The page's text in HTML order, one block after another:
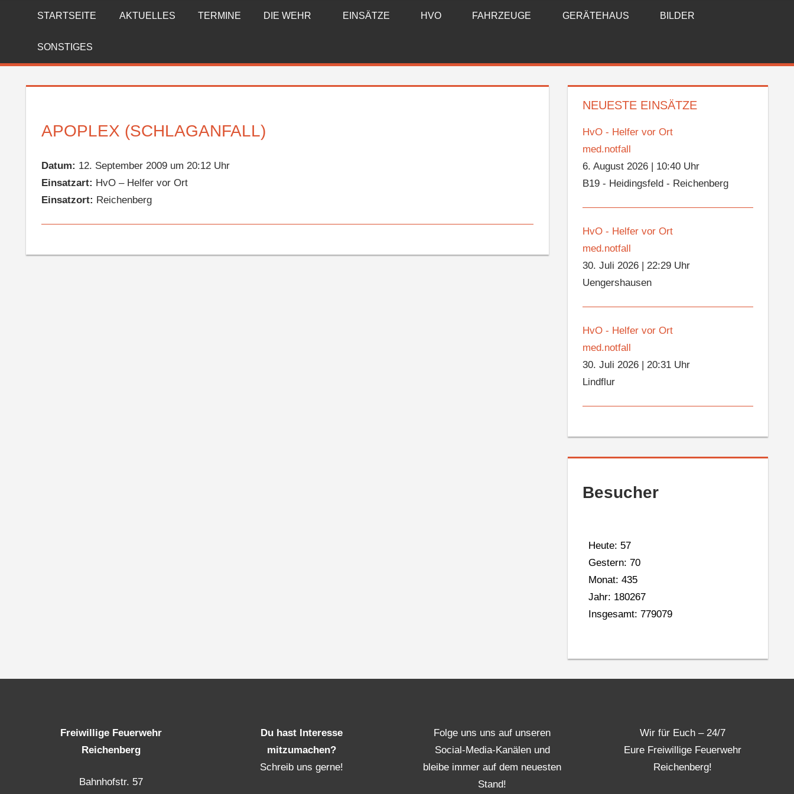
FREIWILLIGE
FEUERWEHR
REICHENBERG
STARTSEITE AKTUELLES TERMINE DIE WEHR EINSÄTZE HVO FAHRZEUGE GERÄTEHAUS BILDER
SONSTIGES
APOPLEX (SCHLAGANFALL)
Datum: 12. September 2009 um 20:12 Uhr
Einsatzart: HvO – Helfer vor Ort
Einsatzort: Reichenberg
NEUESTE EINSÄTZE
HvO - Helfer vor Ort
med.notfall
6. August 2026
10:40 Uhr
B19 - Heidingsfeld - Reichenberg
HvO - Helfer vor Ort
med.notfall
30. Juli 2026 |22:29 Uhr
Uengershausen
HvO - Helfer vor Ort
med.notfall
30. Juli 2026 |20:31 Uhr
Lindflur
Besucher
Heute: 57
Gestern: 70
Monat: 435
Jahr: 180267
Insgesamt: 779079
Freiwillige Feuerwehr
Reichenberg
Bahnhofstr. 57
Du hast Interesse
mitzumachen?
Schreib uns gerne!
Folge uns uns auf unseren
Social-Media-Kanälen und
bleibe immer auf dem neuesten
Stand!
Wir für Euch – 24/7
Eure Freiwillige Feuerwehr
Reichenberg!